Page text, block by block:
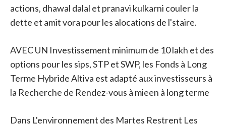
actions, dhawal dalal et pranavi kulkarni couler la
dette et amit vora pour les alocations de l'staire.
AVEC UN Investissement minimum de 10 lakh et des
options pour les sips, STP et SWP, les Fonds à Long
Terme Hybride Altiva est adapté aux investisseurs à
la Recherche de Rendez-vous à mieen à long terme
Dans L'environnement des Martes Restrent Les